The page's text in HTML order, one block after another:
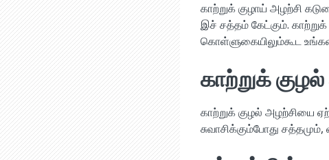
காற்றுக் குழாய் அழற்சி
இச் சத்தம் கேட்கும்.
கொள்ளுகையிலும்கூட உங்கள்
காற்றுக்
காற்றுக் குழல் அழற்சியை
சுவாசிக்கும்போது